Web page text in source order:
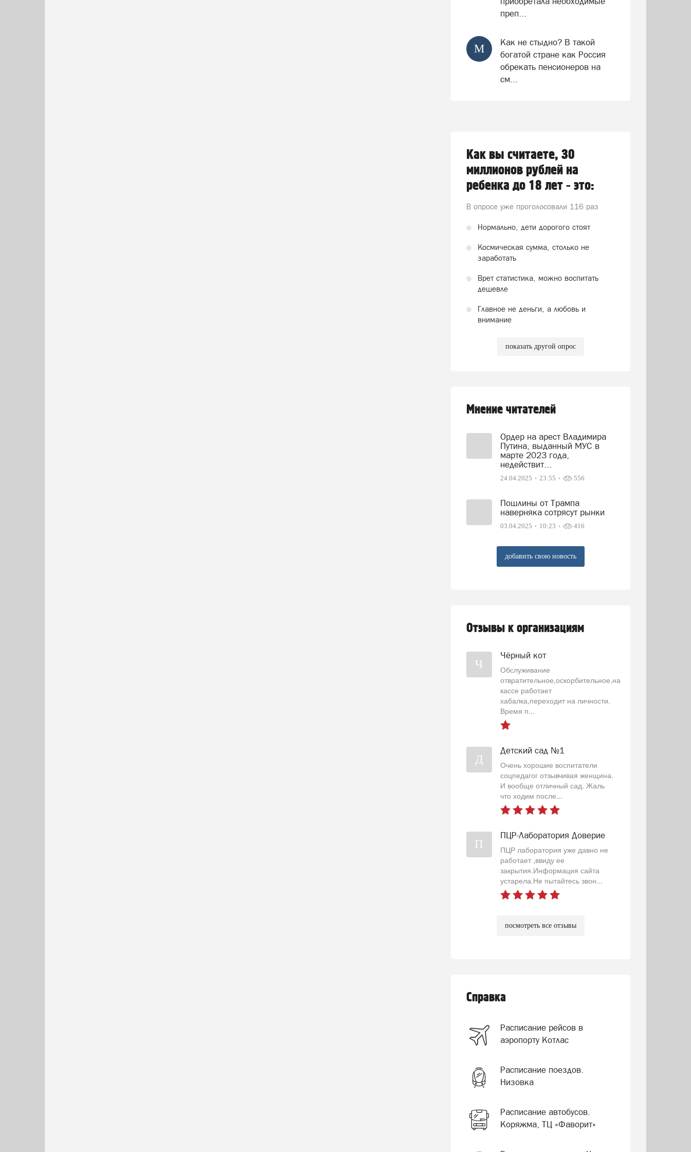
преп...
М
Как не стыдно? В такой
богатой стране как Россия
обрекать пенсионеров на
см...
Как вы считаете, 30
миллионов рублей на
ребенка до 18 лет - это:
В опросе уже проголосовали 116 раз
Нормально, дети дорогого стоят
Космическая сумма, столько не
заработать
Врет статистика, можно воспитать
дешевле
Главное не деньги, а любовь и
внимание
показать другой опрос
Мнение читателей
Ордер на арест Владимира
Путина, выданный МУС в
марте 2023 года,
недействит...
24.04.2025 23:55 556
Пошлины от Трампа
наверняка сотрясут рынки
03.04.2025 10:23 416
добавить свою новость
Отзывы к организациям
Ч
Чёрный кот
Обслуживание
отвратительное,оскорбительное,на
кассе работает
хабалка,переходит на личности.
Время п...
Д
Детский сад №1
Очень хорошие воспитатели
соцпедагог отзывчивая женщина.
И вообще отличный сад. Жаль
что ходим после...
П
ПЦР-Лаборатория Доверие
ПЦР лаборатория уже давно не
работает ,ввиду ее
закрытия.Информация сайта
устарела.Не пытайтесь звон...
посмотреть все отзывы
Справка
Расписание рейсов в
аэропорту Котлас
Расписание поездов.
Низовка
Расписание автобусов.
Коряжма, ТЦ «Фаворит»